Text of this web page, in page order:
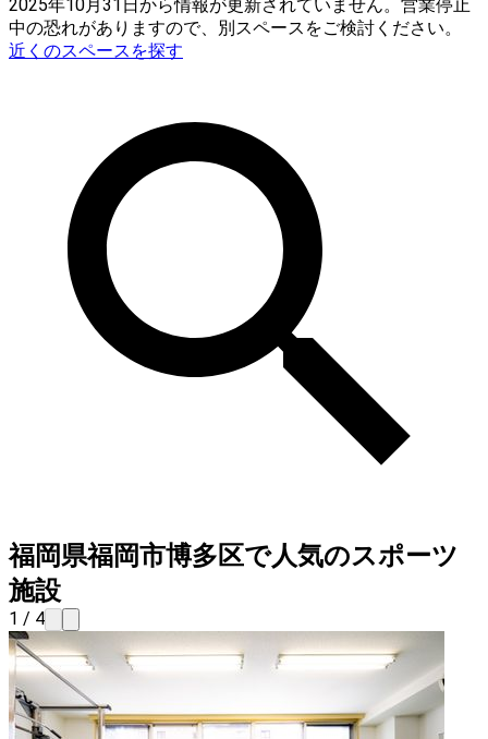
2025年10月31日から情報が更新されていません。営業停止
中の恐れがありますので、別スペースをご検討ください。
近くのスペースを探す
福岡県福岡市博多区で人気のスポーツ
施設
1 / 4